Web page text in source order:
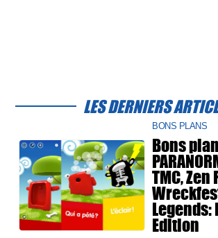
LES DERNIERS
BONS PLANS
Bons
TMC,
Legends:
Edition